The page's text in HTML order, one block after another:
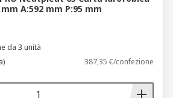
A:592 mm P:95 mm
da 3 unità
387,35 €/confezione